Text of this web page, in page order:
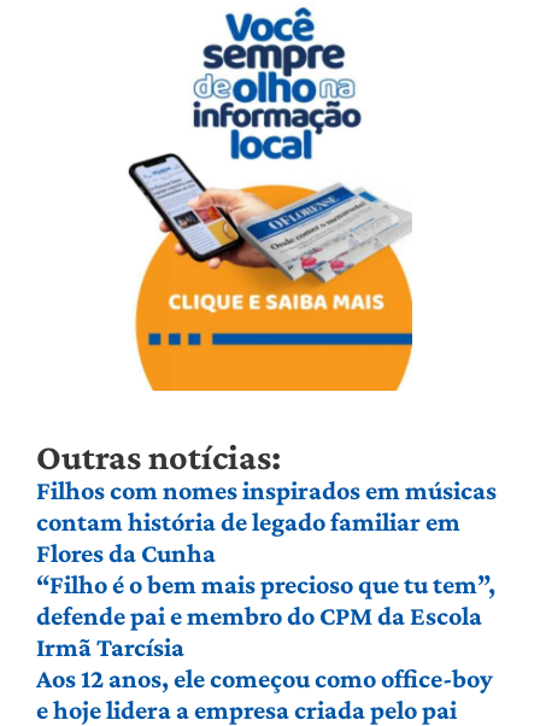
Outras notícias:
Filhos com nomes inspirados em músicas
contam história de legado familiar em
Flores da Cunha
“Filho é o bem mais precioso que tu tem”,
defende pai e membro do CPM da Escola
Irmã Tarcísia
Aos 12 anos, ele começou como office-boy
e hoje lidera a empresa criada pelo pai